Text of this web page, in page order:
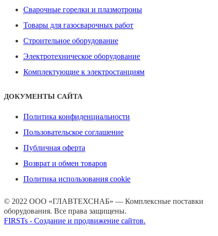
Сварочные горелки и плазмотроны
Товары для газосварочных работ
Строительное оборудование
Электротехническое оборудование
Комплектующие к электростанциям
ДОКУМЕНТЫ САЙТА
Политика конфиденциальности
Пользовательское соглашение
Публичная оферта
Возврат и обмен товаров
Политика использования cookie
© 2022 ООО «ГЛАВТЕХСНАБ» — Комплексные поставки
оборудования. Все права защищены.
FIRSTs - Создание и продвижение сайтов.